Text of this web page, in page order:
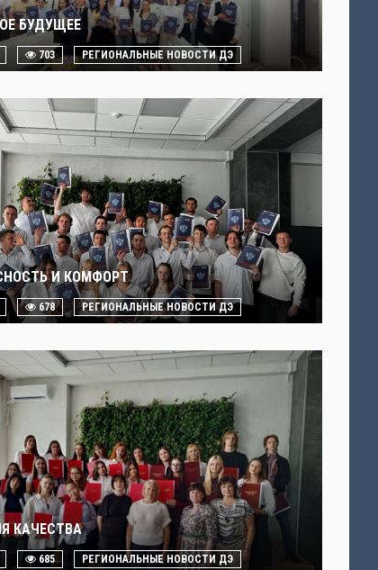
БУДУЩЕЕ
703 РЕГИОНАЛЬНЫЕ НОВОСТИ ДЭ
И КОМФОРТ
678 РЕГИОНАЛЬНЫЕ НОВОСТИ ДЭ
КАЧЕСТВА
685 РЕГИОНАЛЬНЫЕ НОВОСТИ ДЭ